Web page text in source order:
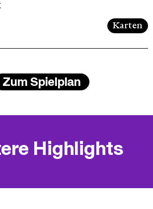
Karten
Zum Spielplan
Highlights